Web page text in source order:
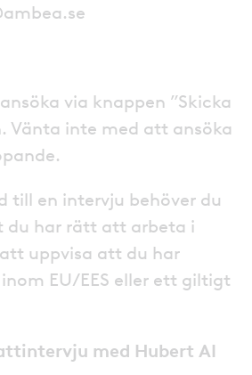
via knappen ”Skicka
Vänta inte med att ansöka
till en intervju behöver du
du har rätt att arbeta i
uppvisa att du har
EU/EES eller ett giltigt
med Hubert AI